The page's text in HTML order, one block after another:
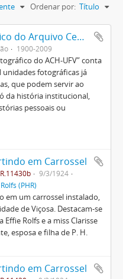
Ordenar por: Título
Acervo Fotográfico do Arquivo Central Histórico da UFV
1900-2009
do ACH-UFV” conta
unidades fotográficas já
que podem servir ao
da história institucional,
pessoais ou
em Carrossel
9/3/1924
(PHR)
em um carrossel instalado,
de Viçosa. Destacam-se
Effie Rolfs e a miss Clarisse
esposa e filha de P. H.
em Carrossel